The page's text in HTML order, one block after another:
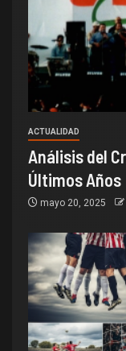
ACTUALIDAD
Análisis del
Últimos Años
mayo 20, 2025